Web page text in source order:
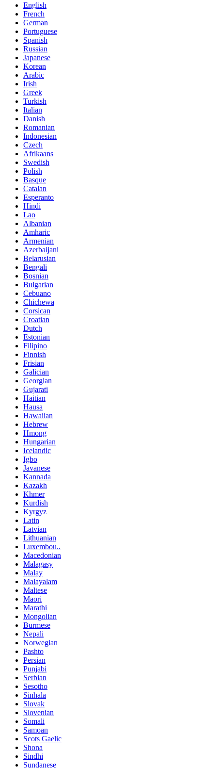
English
French
German
Portuguese
Spanish
Russian
Japanese
Korean
Arabic
Irish
Greek
Turkish
Italian
Danish
Romanian
Indonesian
Czech
Afrikaans
Swedish
Polish
Basque
Catalan
Esperanto
Hindi
Lao
Albanian
Amharic
Armenian
Azerbaijani
Belarusian
Bengali
Bosnian
Bulgarian
Cebuano
Chichewa
Corsican
Croatian
Dutch
Estonian
Filipino
Finnish
Frisian
Galician
Georgian
Gujarati
Haitian
Hausa
Hawaiian
Hebrew
Hmong
Hungarian
Icelandic
Igbo
Javanese
Kannada
Kazakh
Khmer
Kurdish
Kyrgyz
Latin
Latvian
Lithuanian
Luxembou..
Macedonian
Malagasy
Malay
Malayalam
Maltese
Maori
Marathi
Mongolian
Burmese
Nepali
Norwegian
Pashto
Persian
Punjabi
Serbian
Sesotho
Sinhala
Slovak
Slovenian
Somali
Samoan
Scots Gaelic
Shona
Sindhi
Sundanese